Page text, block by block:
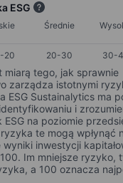
ESG
Średnie
20 20-30 30-
miarą tego, jak sprawnie
zarządza istotnymi
ESG Sustainalytics ma
i
na poziomie
te mogą wpłynąć
wyniki inwestycji
Im mniejsze ryzyko,
a 100 oznacza